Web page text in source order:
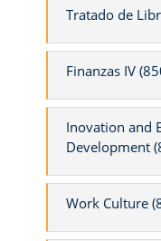
Tratado de
Finanzas IV
Inovation and
Development
Work Culture